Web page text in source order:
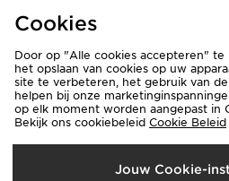
Bestellingen en Levering
Verzenden
België
Cookies
Door op "Alle cookies accepteren"
het opslaan van cookies op uw
site te verbeteren, het gebruik van
helpen bij onze
op elk moment worden aangepast in
Bekijk ons cookiebeleid Cookie Beleid
Jouw Cookie-